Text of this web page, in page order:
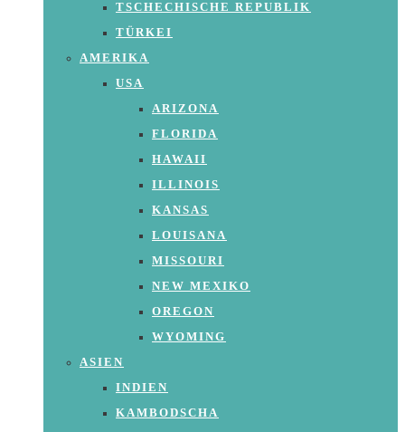
TSCHECHISCHE REPUBLIK
TÜRKEI
AMERIKA
USA
ARIZONA
FLORIDA
HAWAII
ILLINOIS
KANSAS
LOUISANA
MISSOURI
NEW MEXIKO
OREGON
WYOMING
ASIEN
INDIEN
KAMBODSCHA